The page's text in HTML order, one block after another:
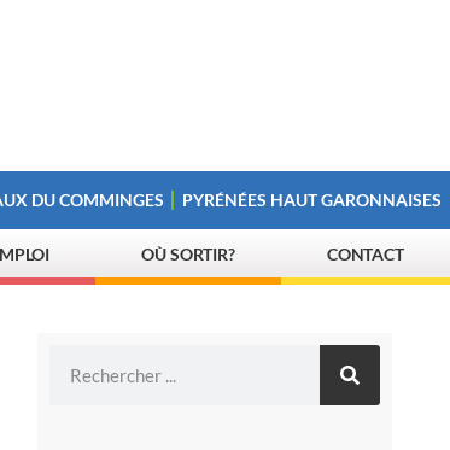
DU COMMINGES PYRÉNÉES HAUT GARONNAISES
OÙ SORTIR? CONTACT